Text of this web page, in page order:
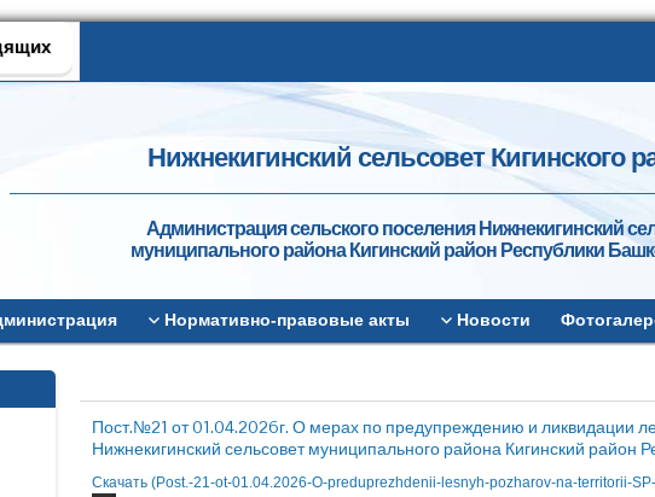
Нижнекигинский сельсовет Кигинского
Администрация сельского поселения Нижнекигинский
муниципального района Кигинский район Республики
Нормативно-правовые акты Новости
Пост.№21 от 01.04.2026г. О мерах по предупреждению и ликвидации
Нижнекигинский сельсовет муниципального района Кигинский район
Скачать (Post.-21-ot-01.04.2026-O-preduprezhdenii-lesnyh-pozharov-na-territorii-